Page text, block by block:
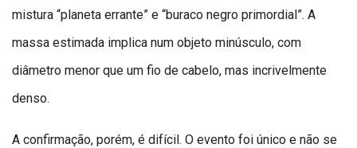
mistura “planeta errante” e “buraco negro primordial”. A
massa estimada implica num objeto minúsculo, com
diâmetro menor que um fio de cabelo, mas incrivelmente
denso.
A confirmação, porém, é difícil. O evento foi único e não se